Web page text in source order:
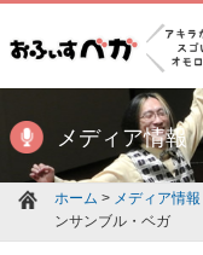
メディア情報
ホーム > メディア情報
ンサンブル・ベガ